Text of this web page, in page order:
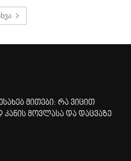
მითები: რა ვიცით
კანის მოვლასა და დაცვაზე